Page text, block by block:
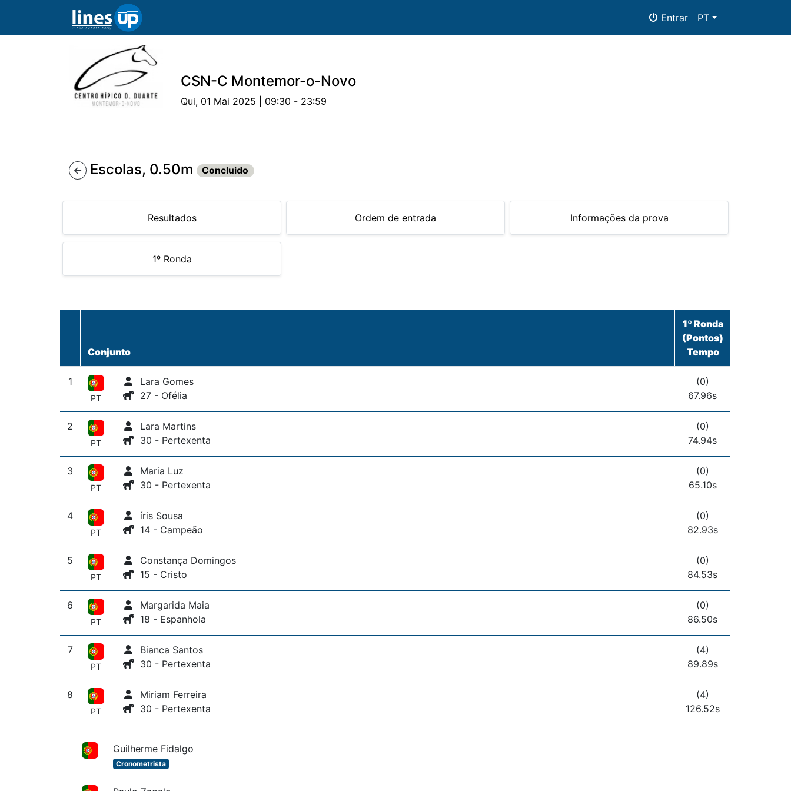
Entrar PT
CSN-C Montemor-o-Novo
Qui, 01 Mai 2025 | 09:30 - 23:59
Escolas, 0.50m Concluido
Resultados Ordem de entrada Informações da prova
1º Ronda
Conjunto
1º Ronda
(Pontos)
Tempo
1
PT
Lara Gomes
27 - Ofélia
(0)
67.96s
2
PT
Lara Martins
30 - Pertexenta
(0)
74.94s
3
PT
Maria Luz
30 - Pertexenta
(0)
65.10s
4
PT
íris Sousa
14 - Campeão
(0)
82.93s
5
PT
Constança Domingos
15 - Cristo
(0)
84.53s
6
PT
Margarida Maia
18 - Espanhola
(0)
86.50s
7
PT
Bianca Santos
30 - Pertexenta
(4)
89.89s
8
PT
Miriam Ferreira
30 - Pertexenta
(4)
126.52s
Guilherme Fidalgo
Cronometrista